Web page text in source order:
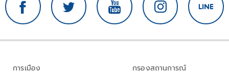
การเมือง
กรองสถานการณ์